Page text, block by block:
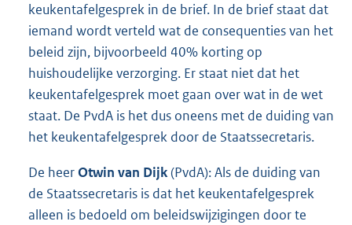
keukentafelgesprek in de brief. In de brief staat dat
iemand wordt verteld wat de consequenties van het
beleid zijn, bijvoorbeeld 40% korting op
huishoudelijke verzorging. Er staat niet dat het
keukentafelgesprek moet gaan over wat in de wet
staat. De PvdA is het dus oneens met de duiding van
het keukentafelgesprek door de Staatssecretaris.
De heerOtwin van Dijk(PvdA): Als de duiding van
de Staatssecretaris is dat het keukentafelgesprek
alleen is bedoeld om beleidswijzigingen door te